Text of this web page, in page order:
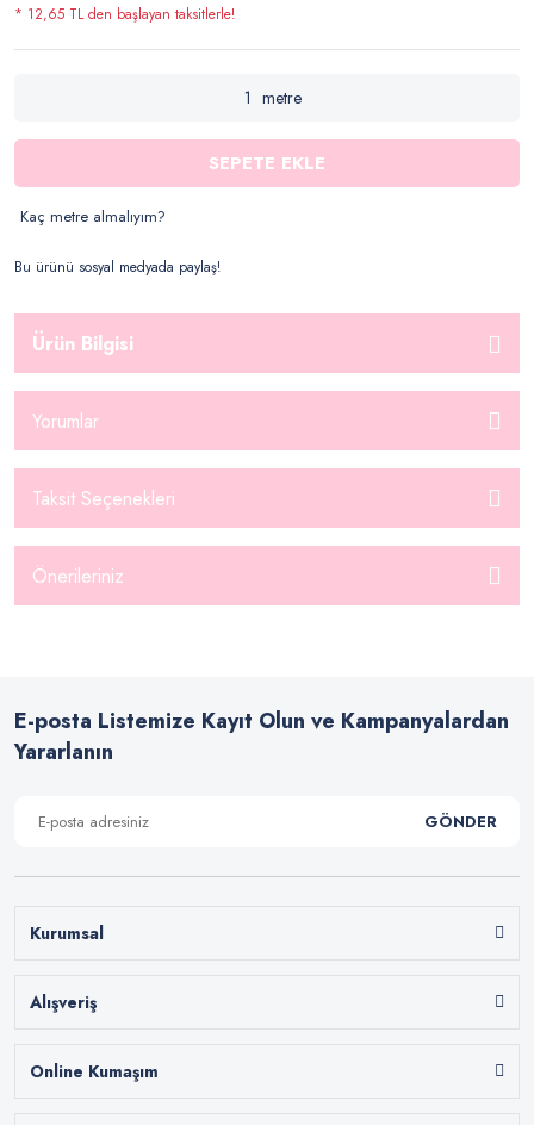
* 12,65 TL den başlayan taksitlerle!
metre
SEPETE EKLE
Kaç metre almalıyım?
Bu ürünü sosyal medyada paylaş!
Ürün Bilgisi
Yorumlar
Taksit Seçenekleri
Önerileriniz
E-posta Listemize Kayıt Olun ve Kampanyalardan
Yararlanın
GÖNDER
Kurumsal
Alışveriş
Online Kumaşım